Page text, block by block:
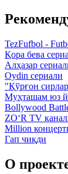
TezFufbol -
Қора бева
Алҳазар
Oydin сериали
"Қўрғон
Муҳташам юз
Bollywood
ZO‘R TV
Million
Гап чиқди
О